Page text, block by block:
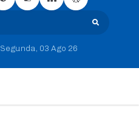
Segunda 03 Ago 26